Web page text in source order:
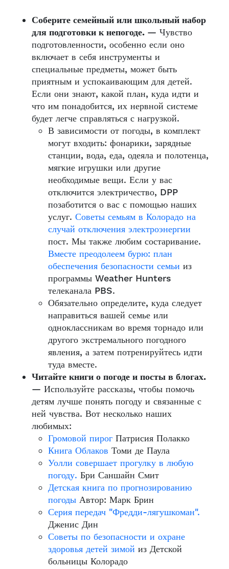
Соберите семейный или школьный набор
для подготовки к непогоде. — Чувство
подготовленности, особенно если оно
включает в себя инструменты и
специальные предметы, может быть
приятным и успокаивающим для детей.
Если они знают, какой план, куда идти и
что им понадобится, их нервной системе
будет легче справляться с нагрузкой.
В зависимости от погоды, в комплект
могут входить: фонарики, зарядные
станции, вода, еда, одеяла и полотенца,
мягкие игрушки или другие
необходимые вещи. Если у вас
отключится электричество, DPP
позаботится о вас с помощью наших
услуг. Советы семьям в Колорадо на
случай отключения электроэнергии
пост. Мы также любим состаривание.
Вместе преодолеем бурю: план
обеспечения безопасности семьи из
программы Weather Hunters
телеканала PBS.
Обязательно определите, куда следует
направиться вашей семье или
одноклассникам во время торнадо или
другого экстремального погодного
явления, а затем потренируйтесь идти
туда вместе.
Читайте книги о погоде и посты в блогах.
— Используйте рассказы, чтобы помочь
детям лучше понять погоду и связанные с
ней чувства. Вот несколько наших
любимых:
Громовой пирог Патрисия Полакко
Книга Облаков Томи де Паула
Уолли совершает прогулку в любую
погоду. Бри Саншайн Смит
Детская книга по прогнозированию
погоды Автор: Марк Брин
Серия передач "Фредди-лягушкоман".
Дженис Дин
Советы по безопасности и охране
здоровья детей зимой из Детской
больницы Колорадо